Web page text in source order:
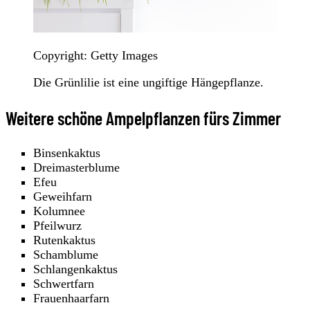
Copyright: Getty Images
Die Grünlilie ist eine ungiftige Hängepflanze.
Weitere schöne Ampelpflanzen fürs Zimmer
Binsenkaktus
Dreimasterblume
Efeu
Geweihfarn
Kolumnee
Pfeilwurz
Rutenkaktus
Schamblume
Schlangenkaktus
Schwertfarn
Frauenhaarfarn